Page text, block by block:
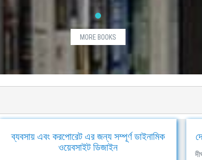
MORE BOOKS
ব্যবসায় এবং করপোরেট এর জন্য সম্পূর্ণ ডাইনামিক
ওয়েবসাইট ডিজাইন